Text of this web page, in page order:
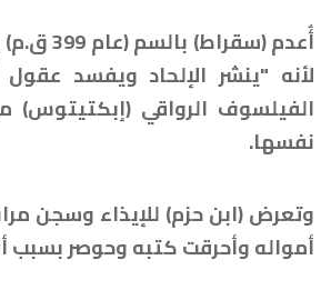
أُعدم
لأنه "ينشر الإلحاد ويفسد
الفيلسوف الرواقي (إبكتيتوس)
نفسها.
وتعرض (ابن حزم) للإيذاء وسجن
أمواله وأحرقت كتبه وحوصر بسبب